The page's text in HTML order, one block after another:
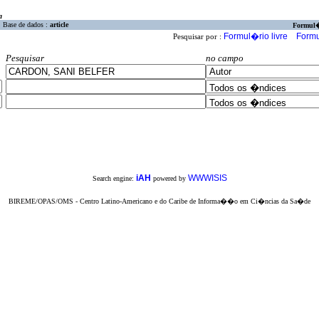
Base de dados : article
Pesquisar por : Formul�rio livre
Pesquisar
no campo
Search engine: iAH powered by WWWISIS
BIREME/OPAS/OMS - Centro Latino-Americano e do Caribe de Informa��o em Ci�ncias da Sa�de